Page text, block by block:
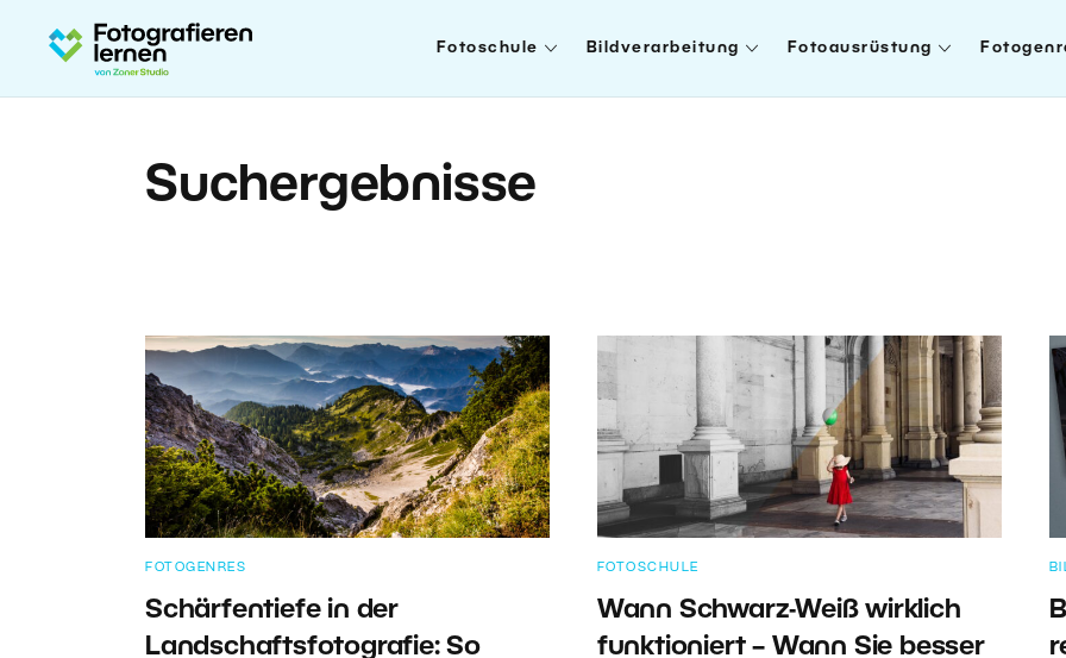
Fotoschule Bildverarbeitung Fotoausrüstung
Suchergebnisse
FOTOGENRES
Schärfentiefe in der
Landschaftsfotografie: So
FOTOSCHULE
Wann Schwarz-Weiß wirklich
funktioniert – Wann Sie besser